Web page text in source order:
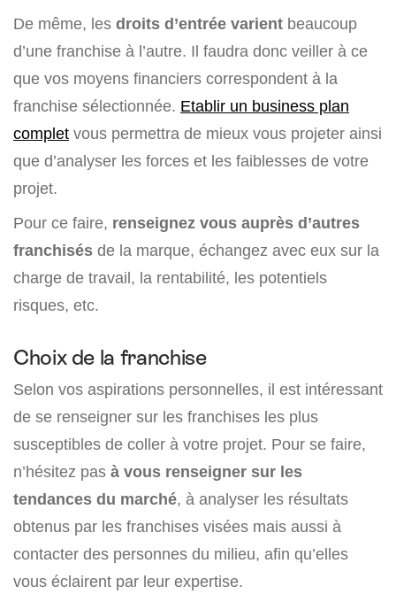
De même, les droits d’entrée varient beaucoup
d’une franchise à l’autre. Il faudra donc veiller à ce
que vos moyens financiers correspondent à la
franchise sélectionnée. Etablir un business plan
complet vous permettra de mieux vous projeter ainsi
que d’analyser les forces et les faiblesses de votre
projet.
Pour ce faire, renseignez vous auprès d’autres
franchisés de la marque, échangez avec eux sur la
charge de travail, la rentabilité, les potentiels
risques, etc.
Choix de la franchise
Selon vos aspirations personnelles, il est intéressant
de se renseigner sur les franchises les plus
susceptibles de coller à votre projet. Pour se faire,
n’hésitez pas à vous renseigner sur les
tendances du marché, à analyser les résultats
obtenus par les franchises visées mais aussi à
contacter des personnes du milieu, afin qu’elles
vous éclairent par leur expertise.